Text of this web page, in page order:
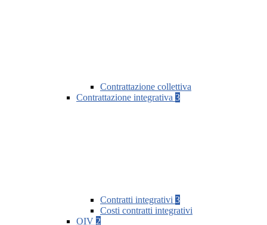
Contrattazione collettiva
Contrattazione integrativa 3
Contratti integrativi 3
Costi contratti integrativi
OIV 2